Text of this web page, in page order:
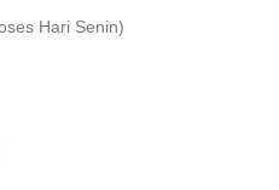
Hari Senin)